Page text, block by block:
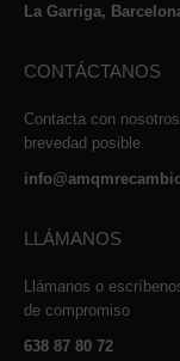
La Garriga,
CONTÁCTANOS
Contacta con
brevedad posible.
LLÁMANOS
Llámanos o
de compromiso
638 87 80 72